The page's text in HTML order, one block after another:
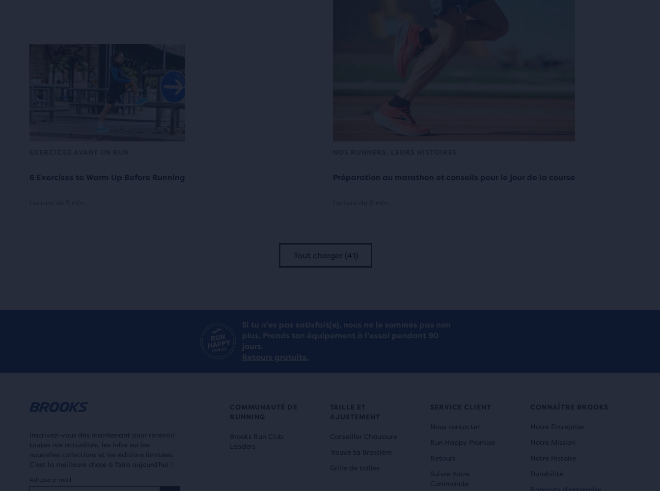
6 Exercises to Warm Up Before Running Préparation au marathon et conseils pour le jour de la course
Tout charger (41)
Si tu n’es pas satisfait(e), nous ne le sommes pas non
plus. Prends ton équipement à l’essai pendant 90
jours.
Retours gratuits.
Inscrivez-vous dès maintenant pour recevoir
toutes nos actualités, les infos sur les
nouvelles collections et les éditions limitées.
C'est la meilleure chose à faire aujourd'hui !
Adresse e-mail
COMMUNAUTÉ DE
RUNNING
Brooks Run Club
Leaders
TAILLE ET
AJUSTEMENT
Conseiller Chaussure
Trouve ta Brassière
Grille de tailles
SERVICE CLIENT
Nous contacter
Run Happy Promise
Retours
Suivre Votre
Commande
CONNAÎTRE BROOKS
Notre Entreprise
Notre Mission
Notre Histoire
Durabilité